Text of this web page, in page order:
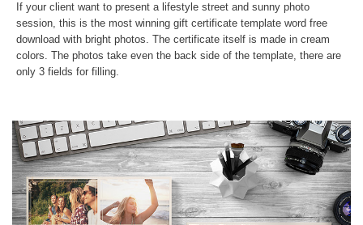
If your client want to present a lifestyle street and sunny photo
session, this is the most winning gift certificate template word free
download with bright photos. The certificate itself is made in cream
colors. The photos take even the back side of the template, there are
only 3 fields for filling.
$v
in
/